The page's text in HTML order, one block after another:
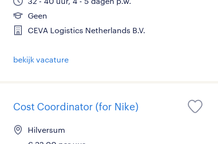
Geen
CEVA Logistics Netherlands B.V.
bekijk vacature
Cost Coordinator (for Nike)
Hilversum